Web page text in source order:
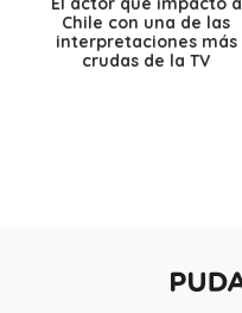
Chile con una de las
interpretaciones más
crudas de la TV